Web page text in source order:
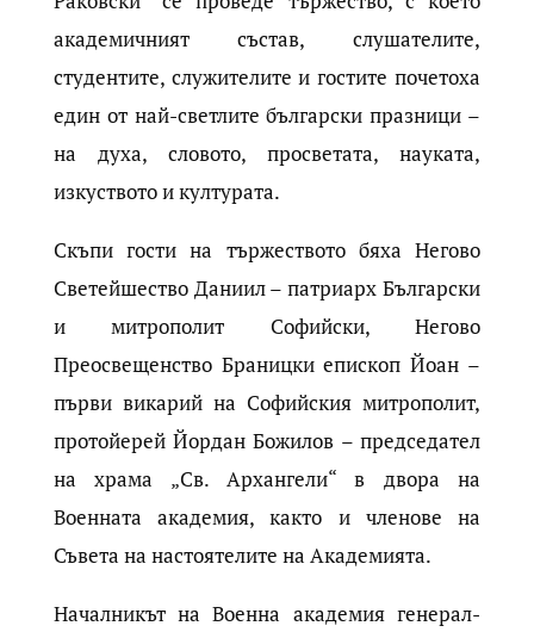
академичният състав, слушателите,
студентите, служителите и гостите почетоха
един от най-светлите български празници –
на духа, словото, просветата, науката,
изкуството и културата.
Скъпи гости на тържеството бяха Негово
Светейшество Даниил – патриарх Български
и митрополит Софийски, Негово
Преосвещенство Браницки епископ Йоан –
първи викарий на Софийския митрополит,
протойерей Йордан Божилов – председател
на храма „Св. Архангели“ в двора на
Военната академия, както и членове на
Съвета на настоятелите на Академията.
Началникът на Военна академия генерал-